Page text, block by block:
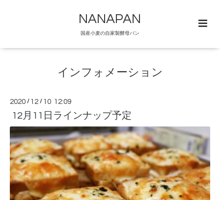
NANAPAN
国産小麦の自家製酵母パン
インフォメーション
2020 / 12 / 10 12:09
12月11日ラインナップ予定